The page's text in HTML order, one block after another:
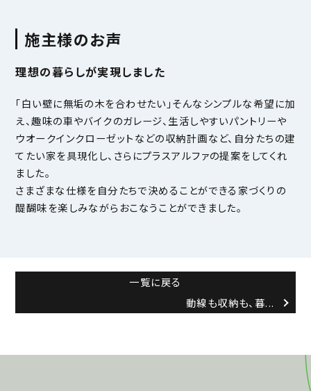
施主様のお声
理想の暮らしが実現しました
「白い壁に無垢の木を合わせたい」そんなシンプルな希望に加
え、趣味の車やバイクのガレージ、生活しやすいパントリーや
ウオークインクローゼットなどの収納計画など、自分たちの建
てたい家を具現化し、さらにプラスアルファの提案をしてくれ
ました。
さまざまな仕様を自分たちで決めることができる家づくりの
醍醐味を楽しみながらおこなうことができました。
一覧に戻る
動線も収納も、 暮...